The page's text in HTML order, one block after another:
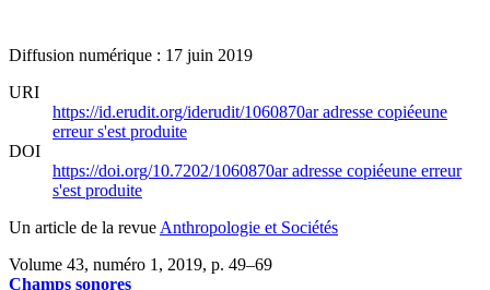
Diffusion numérique : 17 juin 2019
URI
https://id.erudit.org/iderudit/1060870aradresse copiéeune
erreur s'est produite
DOI
https://doi.org/10.7202/1060870aradresse copiéeune erreur
s'est produite
Un article de la revue Anthropologie et Sociétés
Volume 43, numéro 1, 2019, p. 49–69
Champs sonores